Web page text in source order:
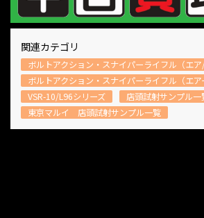
関連カテゴリ
ボルトアクション・スナイパーライフル（エ
ボルトアクション・スナイパーライフル（エア
VSR-10/L96シリーズ
店頭試射サンプル一
東京マルイ 店頭試射サンプル一覧